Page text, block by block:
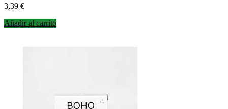
Precio
3,39 €
Añadir al carrito